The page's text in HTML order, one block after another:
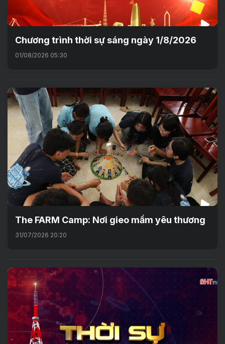
Chương trình thời sự sáng ngày 1/8/2026
01/08/2026 05:30
The FARM Camp: Nơi gieo mầm yêu thương
31/07/2026 20:20